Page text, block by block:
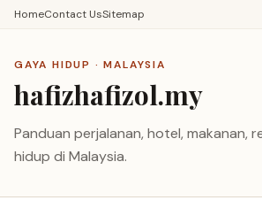
HomeContact UsSitemap
GAYA HIDUP · MALAYSIA
hafizhafizol.my
Panduan perjalanan, hotel, makanan,
hidup di Malaysia.